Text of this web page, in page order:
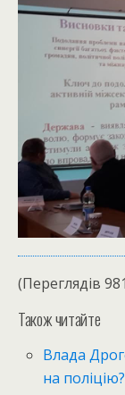
(Переглядів
Також читайте
Влада
на поліцію?